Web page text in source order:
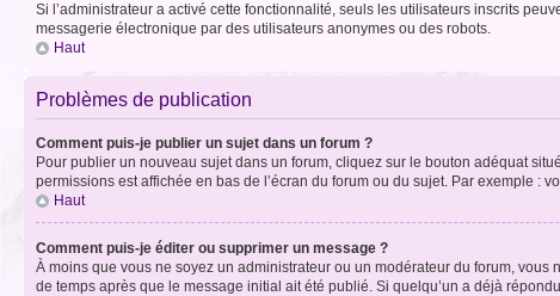
Si l’administrateur a activé cette fonctionnalité, seuls les utilisateurs inscrits
messagerie électronique par des utilisateurs anonymes ou des robots.
Haut
Problèmes de publication
Comment puis-je publier un sujet dans un forum ?
Pour publier un nouveau sujet dans un forum, cliquez sur le bouton adéquat
permissions est affichée en bas de l’écran du forum ou du sujet. Par exemple :
Haut
Comment puis-je éditer ou supprimer un message ?
À moins que vous ne soyez un administrateur ou un modérateur du forum,
de temps après que le message initial ait été publié. Si quelqu’un a déjà